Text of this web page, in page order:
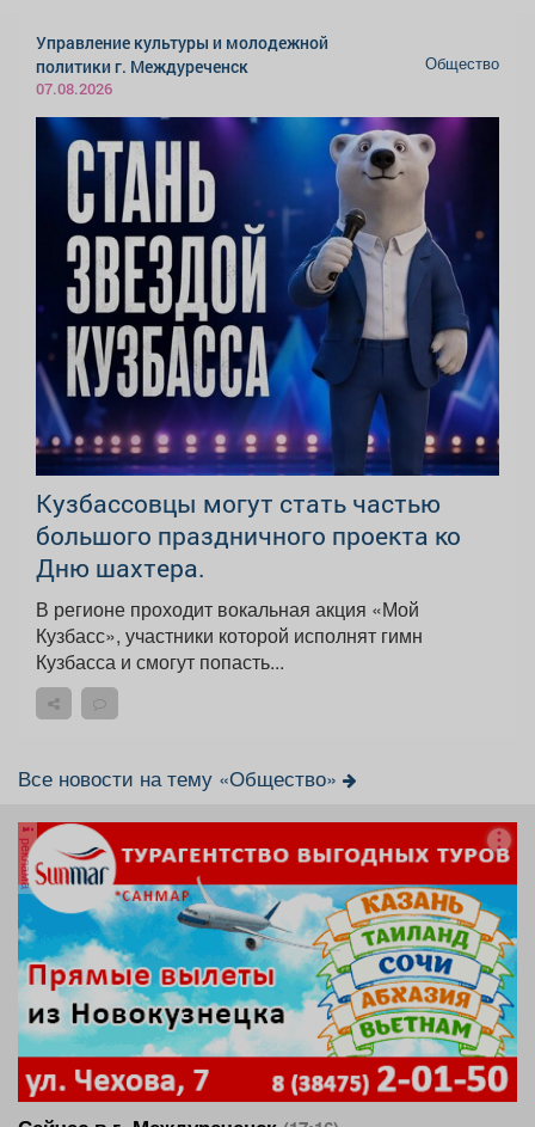
Управление культуры и молодежной
политики г. Междуреченск
07.08.2026
Общество
Кузбассовцы могут стать частью
большого праздничного проекта ко
Дню шахтера.
В регионе проходит вокальная акция «Мой
Кузбасс», участники которой исполнят гимн
Кузбасса и смогут попасть...
Все новости на тему «Общество»
реклама